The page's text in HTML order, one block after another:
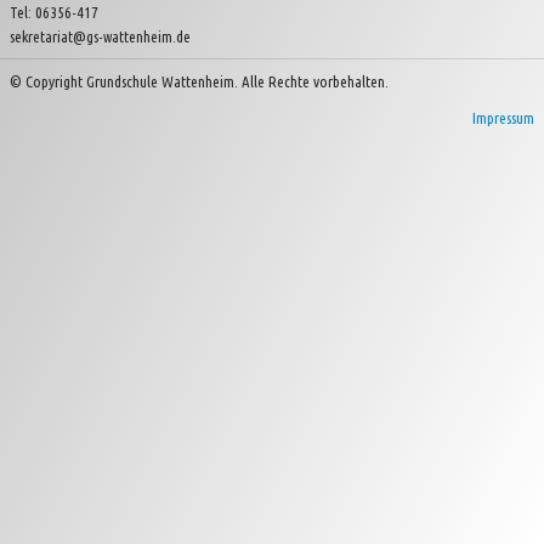
Kinder- und Jugendverein Wattenheim e.V.
Tel: 06356-417
sekretariat@gs-wattenheim.de
© Copyright Grundschule Wattenheim. Alle Rechte vorbehalten.
Impressum